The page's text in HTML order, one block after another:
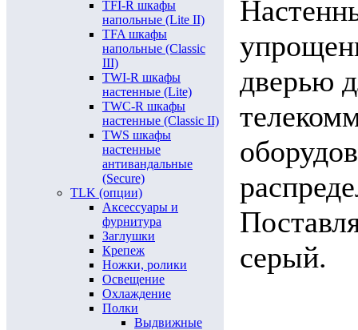
TFI-R шкафы
напольные (Lite II)
TFA шкафы
напольные (Classic
III)
TWI-R шкафы
настенные (Lite)
TWC-R шкафы
настенные (Classic II)
TWS шкафы
настенные
антивандальные
(Secure)
TLK (опции)
Аксессуары и
фурнитура
Заглушки
Крепеж
Ножки, ролики
Освещение
Охлаждение
Полки
Выдвижные
дверью
серый.